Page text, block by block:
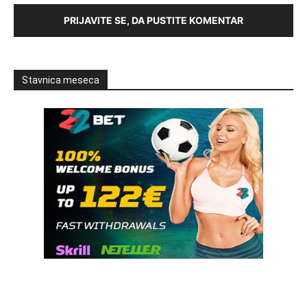
PRIJAVITE SE, DA PUSTITE KOMENTAR
Stavnica meseca